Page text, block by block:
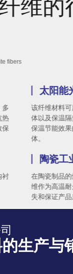
维的
fibers
多
热
保
太阳能
该纤维材料
体以及保温
保温节能效
体。
衬
陶瓷工
在陶瓷制品
维作为高温
失和保证产品
生产与